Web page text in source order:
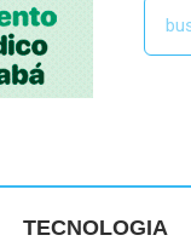
TECNOLOGIA